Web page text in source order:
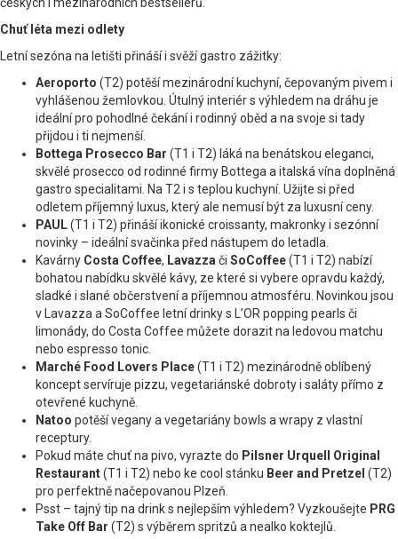
Chuť léta mezi odlety
Letní sezóna na letišti přináší i svěží gastro zážitky:
Aeroporto (T2) potěší mezinárodní kuchyní, čepovaným pivem i
vyhlášenou žemlovkou. Útulný interiér s výhledem na dráhu je
ideální pro pohodlné čekání i rodinný oběd a na svoje si tady
přijdou i ti nejmenší.
Bottega Prosecco Bar (T1 i T2) láká na benátskou eleganci,
skvělé prosecco od rodinné firmy Bottega a italská vína doplněná
gastro specialitami. Na T2 i s teplou kuchyní. Užijte si před
odletem příjemný luxus, který ale nemusí být za luxusní ceny.
PAUL(T1 i T2) přináší ikonické croissanty, makronky i sezónní
novinky – ideální svačinka před nástupem do letadla.
Kavárny Costa Coffee, Lavazza či SoCoffee(T1 i T2) nabízí
bohatou nabídku skvělé kávy, ze které si vybere opravdu každý,
sladké i slané občerstvení a příjemnou atmosféru. Novinkou jsou
v Lavazza a SoCoffee letní drinky s L’OR popping pearls či
limonády, do Costa Coffee můžete dorazit na ledovou matchu
nebo espresso tonic.
Marché Food Lovers Place(T1 i T2) mezinárodně oblíbený
koncept servíruje pizzu, vegetariánské dobroty i saláty přímo z
otevřené kuchyně.
Natoo potěší vegany a vegetariány bowls a wrapy z vlastní
receptury.
Pokud máte chuť na pivo, vyrazte do Pilsner Urquell Original
Restaurant(T1 i T2) nebo ke cool stánku Beer and Pretzel (T2)
pro perfektně načepovanou Plzeň.
Psst – tajný tip na drink s nejlepším výhledem? Vyzkoušejte PRG
Take Off Bar (T2) s výběrem spritzů a nealko koktejlů.